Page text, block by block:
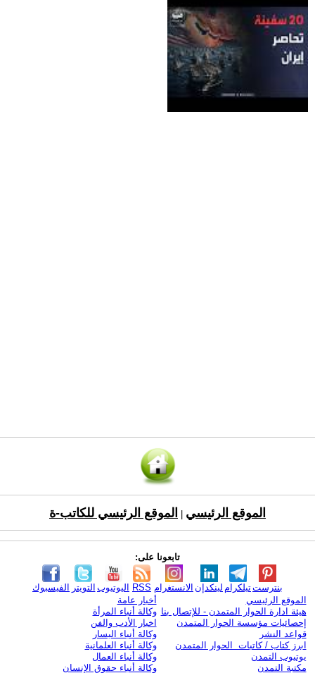
الموقع الرئيسي الموقع الرئيسي للكاتب-ة
تابعونا على:
الفيسبوك التويتر اليوتيوب RSS الانستغرام لينكدإن تيلكرامبنترست
الموقع الرئيسي
هيئة ادارة الحوار المتمدن - للإتصال بنا
إحصائيات مؤسسة الحوار المتمدن
قواعد النشر
ابرز كتاب / كاتبات الحوار المتمدن
يوتيوب التمدن
مكتبة التمدن
أخبار عامة
وكالة أنباء المرأة
اخبار الأدب والفن
وكالة أنباء اليسار
وكالة أنباء العلمانية
وكالة أنباء العمال
وكالة أنباء حقوق الإنسان